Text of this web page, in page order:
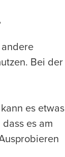
andere
Bei der
es etwas
es am